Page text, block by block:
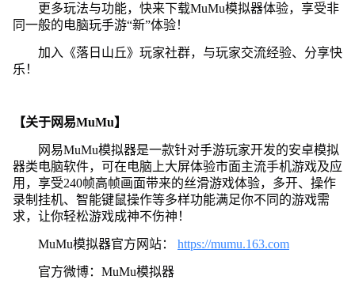
更多玩法与功能，快来下载MuMu模拟器体验，享受非
同一般的电脑玩手游“新”体验！
加入《落日山丘》玩家社群，与玩家交流经验、分享快
乐！
【关于网易MuMu】
网易MuMu模拟器是一款针对手游玩家开发的安卓模拟
器类电脑软件，可在电脑上大屏体验市面主流手机游戏及应
用，享受240帧高帧画面带来的丝滑游戏体验，多开、操作
录制挂机、智能键鼠操作等多样功能满足你不同的游戏需
求，让你轻松游戏成神不伤神！
MuMu模拟器官方网站： https://mumu.163.com
官方微博：MuMu模拟器